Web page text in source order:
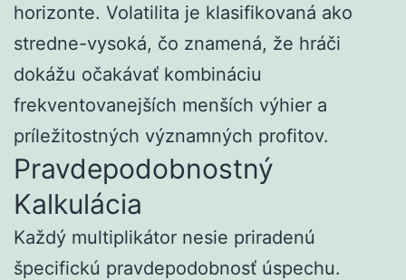
horizonte. Volatilita je klasifikovaná ako
stredne-vysoká, čo znamená, že hráči
dokážu očakávať kombináciu
frekventovanejších menších výhier a
príležitostných významných profitov.
Pravdepodobnostný
Kalkulácia
Každý multiplikátor nesie priradenú
špecifickú pravdepodobnosť úspechu.